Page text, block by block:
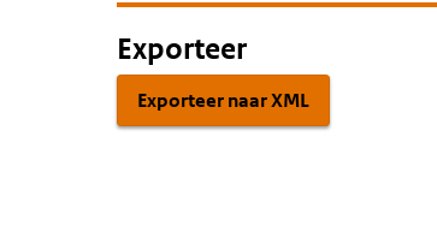
Exporteer
Exporteer naar XML